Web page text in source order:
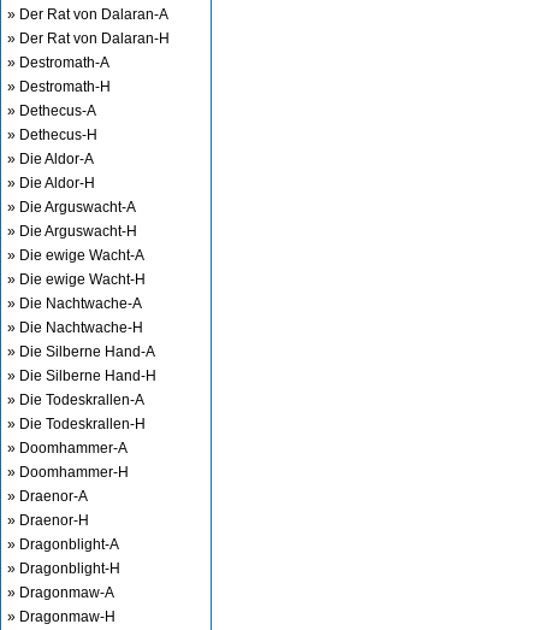
» Der Rat von Dalaran-A
» Der Rat von Dalaran-H
» Destromath-A
» Destromath-H
» Dethecus-A
» Dethecus-H
» Die Aldor-A
» Die Aldor-H
» Die Arguswacht-A
» Die Arguswacht-H
» Die ewige Wacht-A
» Die ewige Wacht-H
» Die Nachtwache-A
» Die Nachtwache-H
» Die Silberne Hand-A
» Die Silberne Hand-H
» Die Todeskrallen-A
» Die Todeskrallen-H
» Doomhammer-A
» Doomhammer-H
» Draenor-A
» Draenor-H
» Dragonblight-A
» Dragonblight-H
» Dragonmaw-A
» Dragonmaw-H